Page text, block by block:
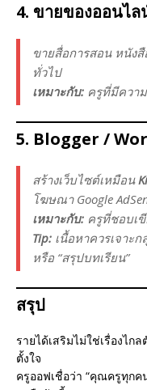
4. ขายของออนไ
ขายสื่อการสอน หนัง
ทั่วไป
เหมาะกับ: ครูที่มีควา
5. Blogger /
สร้างเว็บไซต์เหมือน
โฆษณา Google
เหมาะกับ: ครูที่ชอบเ
Tip: เนื้อหาควรเจาะ
หรือ “สรุปบทเรียน”
สรุป
รายได้เสริมไม่ใช่เรื่องไก
ตั้งใจ
ครูออฟเชื่อว่า “คุณครูทุกค